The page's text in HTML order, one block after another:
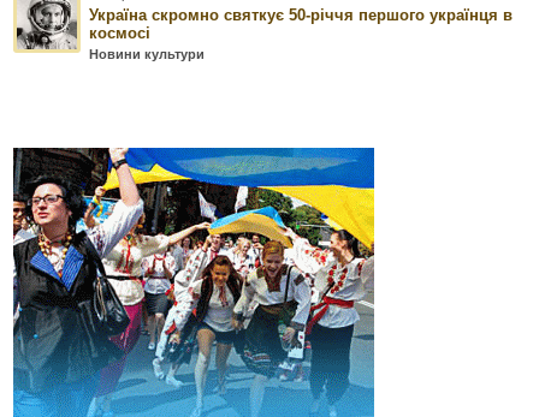
Україна скромно святкує 50-річчя першого українця в
космосі
Новини культури